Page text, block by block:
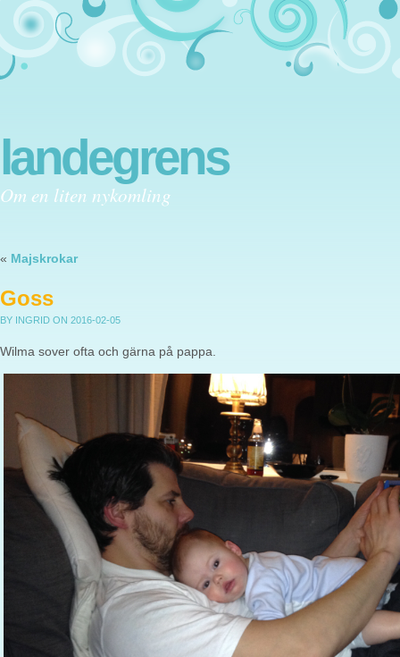
landegrens
Om en liten nykomling
« Majskrokar
Goss
BY INGRID ON 2016-02-05
Wilma sover ofta och gärna på pappa.